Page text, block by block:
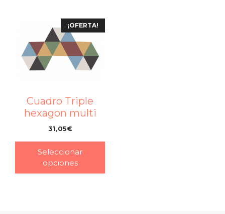
¡OFERTA!
Cuadro Triple
hexagon multi
31,05€
Seleccionar
opciones